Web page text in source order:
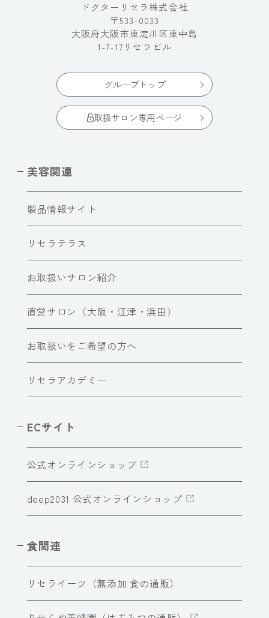
ドクターリセラ株式会社
〒533-0033
大阪府大阪市東淀川区東中島
1-7-17リセラビル
グループトップ
取扱サロン専用ページ
美容関連
製品情報サイト
リセラテラス
お取扱いサロン紹介
直営サロン（大阪・江津・浜田）
お取扱いをご希望の方へ
リセラアカデミー
ECサイト
公式オンラインショップ
deep2031 公式オンラインショップ
食関連
リセライーツ（無添加 食の通販）